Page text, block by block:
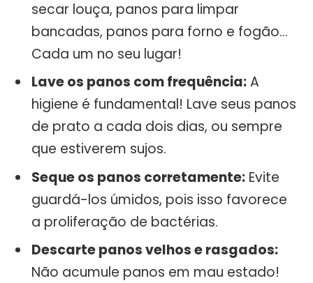
secar louça, panos para limpar
bancadas, panos para forno e fogão…
Cada um no seu lugar!
Lave os panos com frequência:A
higiene é fundamental! Lave seus panos
de prato a cada dois dias, ou sempre
que estiverem sujos.
Seque os panos corretamente: Evite
guardá-los úmidos, pois isso favorece
a proliferação de bactérias.
Descarte panos velhos e rasgados:
Não acumule panos em mau estado!